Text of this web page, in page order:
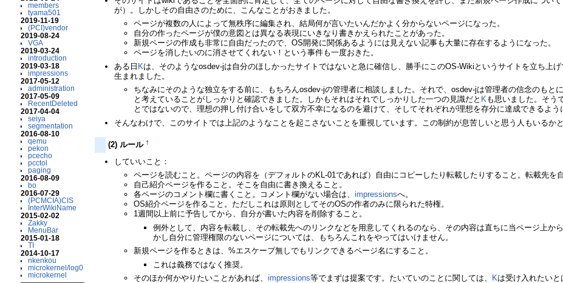
members
tyama501
2019-11-19
(PCI)vendor
2019-08-24
VGA
2019-03-24
introduction
2019-03-18
impressions
2017-05-12
administration
2017-05-09
RecentDeleted
2017-04-04
seiya
segmentation
2016-08-10
qemu
pekon
pcecho
pcctol
paging
2016-08-09
bo
2016-07-29
(PCMCIA)CIS
InterWikiName
2015-02-02
Zakky
MenuBar
2015-01-18
TI
2014-10-17
nkenkou
microkernel/log0
microkernel
が）。しかしその自由さのために、こんなことがおきました。
ページが複数の人によって無秩序に編集され、結局何が言いたいんだかよく分からないページになった。
自分の作ったページが僕の意図とは異なる表現にいきなり書きかえられたことがあった。
新規ページの作成も非常に自由だったので、OS開発に関係あるようには見えない記事も大量に存在するようになった。
ページを消したいのに消させてくれない！という事件も一度おきた。
ある日 Kは、そのようなosdev-jは自分のほしかったサイトではないと急に確信し、勝手にこのOS-Wikiというサイトを立ち上
生まれました。
ちなみにそのような独立をする前に、もちろんosdev-jの管理者に相談しました。それで、osdev-jは管理者の信念のも
と考えていることがしっかりと確認できました。しかもそれはそれでしっかりした一つの見識だと Kも思いました。そう
とではないので、理想の押し付け合いをして双方不幸になるのを避けて、そしてそれぞれが理想を存分に達成できるよう
そんなわけで、このサイトでは上記のようなことを起こさないことを重視しています。この制約が息苦しいと思う人もいるか
(2) ルール†
していいこと：
ページを読むこと。ページの内容を（デフォルトのKL-01であれば）自由にコピーしたり転載したりすること。転載先を
自己紹介ページを作ること。そこを自由に書き換えること。
各ページのコメント欄に書くこと。コメント欄がない場合は、impressionsへ。
OS紹介ページを作ること。ただしこれは原則としてそのOSの作者のみに限られた特権。
1週間以上前に予告してから、自分が書いた内容を削除すること。
例外として、内容を転載し、その転載先へのリンクなどを用意してくれるのなら、その内容は直ちに当ページ上か
かし自分に管理権限のないページについては、もちろんこれをやってはいけません。
新規ページを作るときは、%エスケープ無しでもリンクできるページ名にすること。
これは義務ではなく推奨。
そのほか何かやりたいことがあれば、impressions等でまずは提案です。たいていのことに関しては、 Kは受け入れたいと